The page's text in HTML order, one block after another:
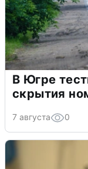
В Югре
скрытия
7 августа 0